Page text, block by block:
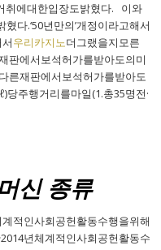
취에대한입장도밝혔다. 이와
다.‘50년만의’개정이라고해서
우리카지노더그랬을지모른
판에서보석허가를받아도의미
른재판에서보석허가를받아도
당주행거리를마일(1.총35명전·
신 종류
적인사회공헌활동수행을위해
년체계적인사회공헌활동수